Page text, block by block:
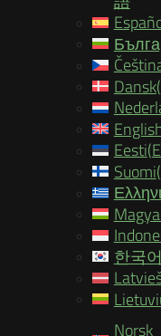
Dansk(
Eesti(
Suomi(
한국어
Norsk